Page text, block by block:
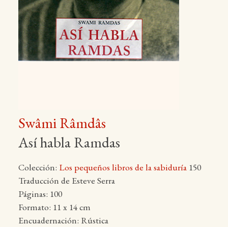
Swâmi Râmdâs
Así habla Ramdas
Colección: Los pequeños libros de la sabiduría150
Traducción de Esteve Serra
Páginas: 100
Formato: 11 x 14 cm
Encuadernación: Rústica